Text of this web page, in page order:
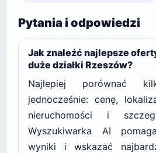
Pytania i odpowiedzi
Jak znaleźć najlepsze
duże działki Rzeszów?
Najlepiej porównać
jednocześnie: cenę,
nieruchomości i
Wyszukiwarka AI
wyniki i wskazać